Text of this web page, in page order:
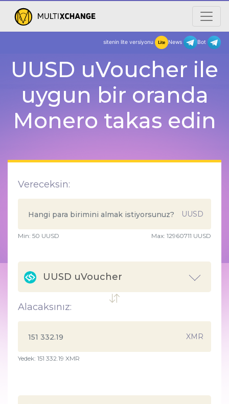
UUSD uVoucher ile
uygun bir oranda
Monero takas edin
Vereceksin:
UUSD
Min: 50 UUSD Max: 12960711 UUSD
UUSD uVoucher
Alacaksınız:
XMR
Yedek: 151 332.19 XMR